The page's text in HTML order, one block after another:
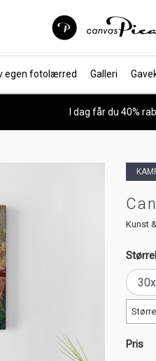
egen fotolærred Galleri
I dag får du 40%
Kunst
Pris